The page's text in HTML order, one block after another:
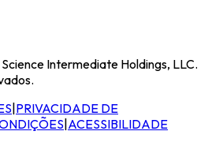
Intermediate Holdings, LLC.
|PRIVACIDADE DE
|ACESSIBILIDADE